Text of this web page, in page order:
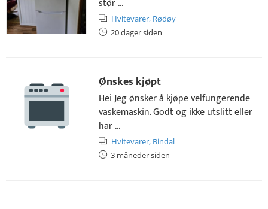
stør ...
Hvitevarer, Rødøy
20 dager siden
Ønskes kjøpt
Hei Jeg ønsker å kjøpe velfungerende
vaskemaskin. Godt og ikke utslitt eller
har ...
Hvitevarer, Bindal
3 måneder siden